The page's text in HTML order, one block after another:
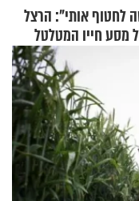
לחטוף אותי": הרצל
מסע חייו המטלטל